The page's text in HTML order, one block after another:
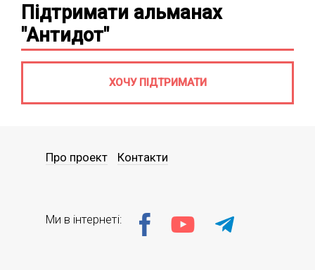
Підтримати альманах
"Антидот"
ХОЧУ ПІДТРИМАТИ
Про проект Контакти
Ми в інтернеті: